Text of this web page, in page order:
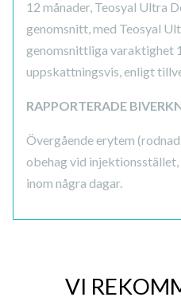
12 månader, Teosyal Ultra
genomsnitt, med Teosyal
genomsnittliga varaktighet
uppskattningsvis, enligt
RAPPORTERADE
Övergående erytem
obehag vid
inom några dagar.
VI